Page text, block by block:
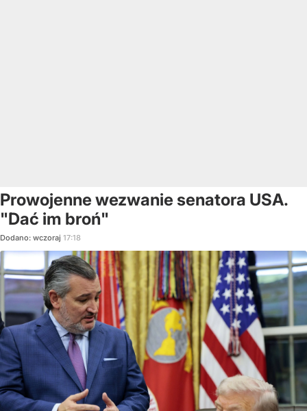
Prowojenne wezwanie senatora USA.
"Dać im broń"
Dodano: wczoraj 17:18